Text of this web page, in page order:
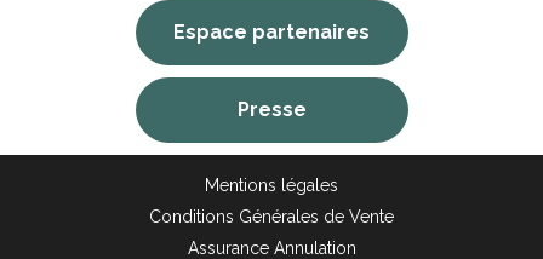
Espace partenaires
Presse
Mentions légales
Conditions Générales de Vente
Assurance Annulation